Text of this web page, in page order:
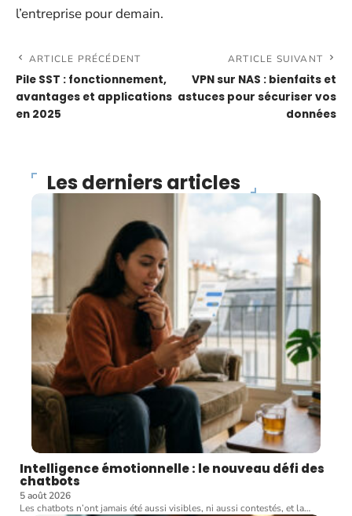
l’entreprise pour demain.
ARTICLE PRÉCÉDENT
Pile SST : fonctionnement,
avantages et applications
en 2025
ARTICLE SUIVANT
VPN sur NAS : bienfaits et
astuces pour sécuriser vos
données
Les derniers articles
Intelligence émotionnelle : le nouveau défi des
chatbots
5 août 2026
Les chatbots n’ont jamais été aussi visibles, ni aussi contestés, et la…